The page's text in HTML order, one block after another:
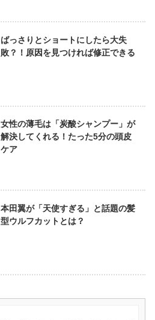
ばっさりとショートにしたら大失
敗？！原因を見つければ修正できる
女性の薄毛は「炭酸シャンプー」が
解決してくれる！たった5分の頭皮
ケア
本田翼が「天使すぎる」と話題の髪
型ウルフカットとは？